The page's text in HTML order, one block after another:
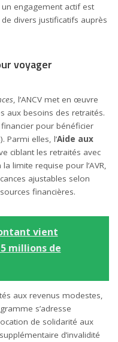
engagement actif est
divers justificatifs auprès
voyager
, l’ANCV met en œuvre
aux besoins des retraités.
pour bénéficier
Parmi elles, l’Aide aux
ciblant les retraités avec
limite requise pour l’AVR,
ajustables selon
financières.
vient
millions de
aux revenus modestes,
s’adresse
de solidarité aux
d’invalidité